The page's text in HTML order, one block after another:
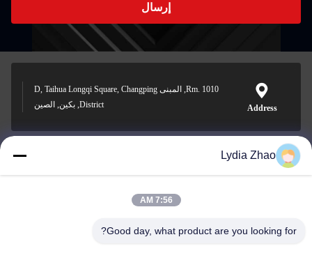
إرسال
Address
Rm. 1010, المبنى D, Taihua Longqi Square, Changping
District, بكين, الصين
jesingd@vip.sina.com
Lydia Zhao
7:56 AM
Good day, what product are you looking for?